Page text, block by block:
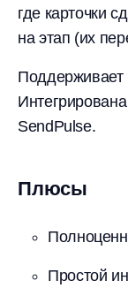
где карточки
на этап (их
Поддерживает
SendPulse.
Плюсы
Простой